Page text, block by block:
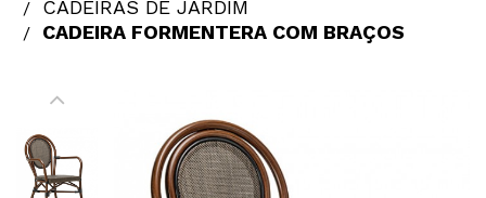
CADEIRAS DE JARDIM
CADEIRA FORMENTERA COM BRAÇOS